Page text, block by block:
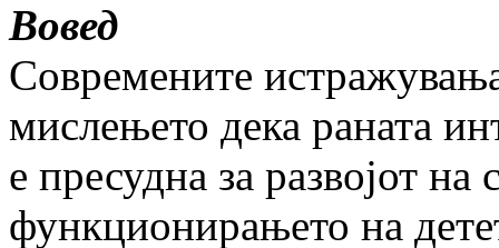
Вовед
Современите
мислењето дека раната
е пресудна за развојот на
функционирањето на